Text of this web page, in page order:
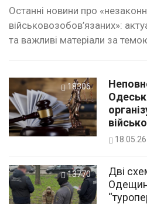
Останні новини про
військовозобов’язаних»:
та важливі матеріали за
18306
18.05.26
13770
Дві